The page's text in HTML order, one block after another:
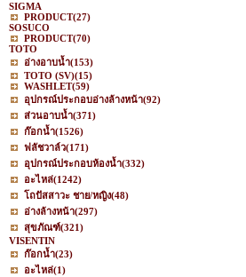
SIGMA
PRODUCT(27)
SOSUCO
PRODUCT(70)
TOTO
อ่างอาบน้ำ(153)
TOTO (SV)(15)
WASHLET(59)
อุปกรณ์ประกอบอ่างล้างหน้า(92)
ส่วนอาบน้ำ(371)
ก๊อกน้ำ(1526)
ฟลัชวาล์ว(171)
อุปกรณ์ประกอบห้องน้ำ(332)
อะไหล่(1242)
โถปัสสาวะ ชาย/หญิง(48)
อ่างล้างหน้า(297)
สุขภัณฑ์(321)
VISENTIN
ก๊อกน้ำ(23)
อะไหล่(1)